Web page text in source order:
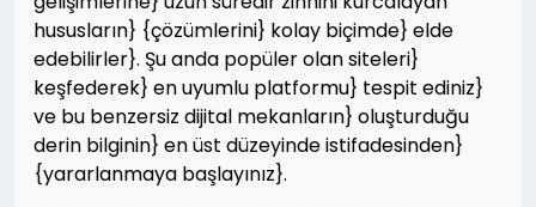
hususların} {çözümlerini} kolay biçimde} elde
edebilirler}. Şu anda popüler olan siteleri}
keşfederek} en uyumlu platformu} tespit ediniz}
ve bu benzersiz dijital mekanların} oluşturduğu
derin bilginin} en üst düzeyinde istifadesinden}
{yararlanmaya başlayınız}.